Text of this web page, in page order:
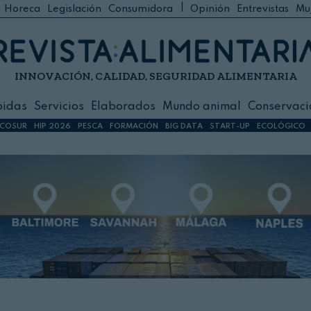
Horeca Legislación Consumidora Opinión Entrevistas
INNOVACIÓN, CALIDAD, SEGURIDAD ALIMENTARIA
Servicios Elaborados Mundo animal
Foodservice
primas
HIP 2026 PESCA FORMACIÓN BIG DATA START-UP ECOLÓGICO